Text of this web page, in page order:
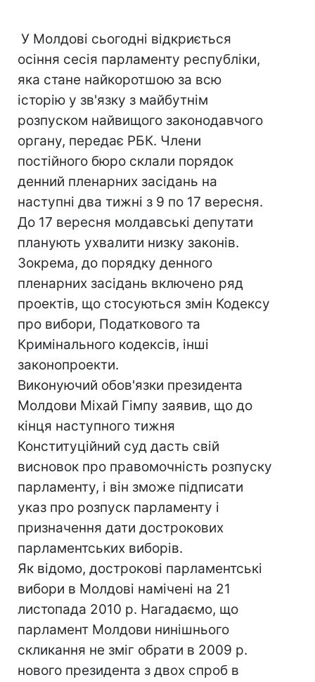
У Молдові сьогодні відкриється
осіння сесія парламенту республіки,
яка стане найкоротшою за всю
історію у зв'язку з майбутнім
розпуском найвищого законодавчого
органу, передає РБК. Члени
постійного бюро склали порядок
денний пленарних засідань на
наступні два тижні з 9 по 17 вересня.
До 17 вересня молдавські депутати
планують ухвалити низку законів.
Зокрема, до порядку денного
пленарних засідань включено ряд
проектів, що стосуються змін Кодексу
про вибори, Податкового та
Кримінального кодексів, інші
законопроекти.
Виконуючий обов'язки президента
Молдови Міхай Гімпу заявив, що до
кінця наступного тижня
Конституційний суд дасть свій
висновок про правомочність розпуску
парламенту, і він зможе підписати
указ про розпуск парламенту і
призначення дати дострокових
парламентських виборів.
Як відомо, дострокові парламентські
вибори в Молдові намічені на 21
листопада 2010 р. Нагадаємо, що
парламент Молдови нинішнього
скликання не зміг обрати в 2009 р.
нового президента з двох спроб в